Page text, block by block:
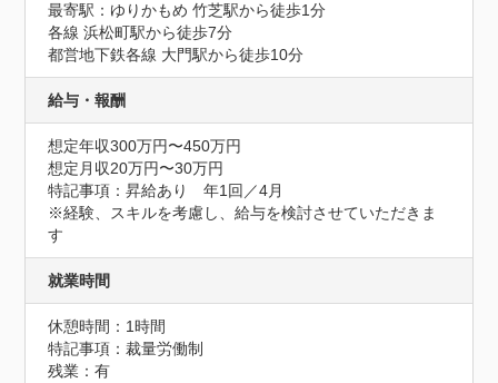
最寄駅：ゆりかもめ 竹芝駅から徒歩1分
各線 浜松町駅から徒歩7分
都営地下鉄各線 大門駅から徒歩10分
給与・報酬
想定年収300万円〜450万円
想定月収20万円〜30万円
特記事項：昇給あり　年1回／4月
※経験、スキルを考慮し、給与を検討させていただきま
す
就業時間
休憩時間：1時間
特記事項：裁量労働制
残業：有